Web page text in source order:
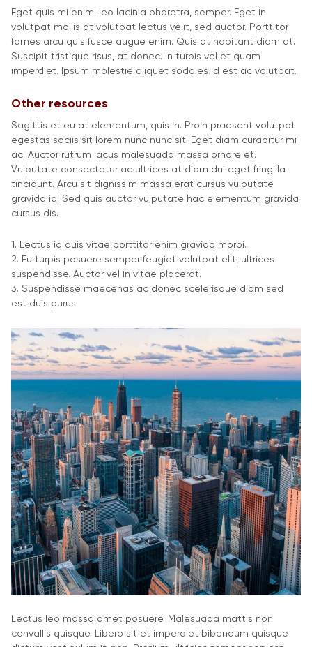
Eget quis mi enim, leo lacinia pharetra, semper. Eget in
volutpat mollis at volutpat lectus velit, sed auctor. Porttitor
fames arcu quis fusce augue enim. Quis at habitant diam at.
Suscipit tristique risus, at donec. In turpis vel et quam
imperdiet. Ipsum molestie aliquet sodales id est ac volutpat.
Other resources
Sagittis et eu at elementum, quis in. Proin praesent volutpat
egestas sociis sit lorem nunc nunc sit. Eget diam curabitur mi
ac. Auctor rutrum lacus malesuada massa ornare et.
Vulputate consectetur ac ultrices at diam dui eget fringilla
tincidunt. Arcu sit dignissim massa erat cursus vulputate
gravida id. Sed quis auctor vulputate hac elementum gravida
cursus dis.
1. Lectus id duis vitae porttitor enim gravida morbi.
2. Eu turpis posuere semper feugiat volutpat elit, ultrices
suspendisse. Auctor vel in vitae placerat.
3. Suspendisse maecenas ac donec scelerisque diam sed
est duis purus.
Lectus leo massa amet posuere. Malesuada mattis non
convallis quisque. Libero sit et imperdiet bibendum quisque